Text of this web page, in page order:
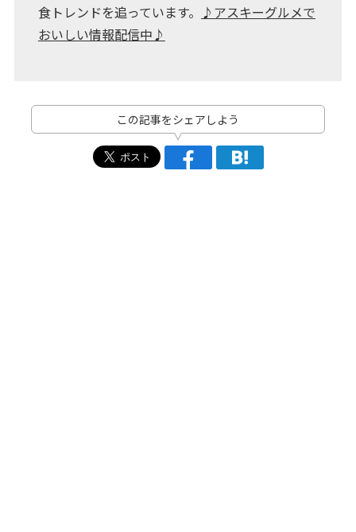
食トレンドを追っています。 ♪アスキーグルメで
おいしい情報配信中♪
この記事をシェアしよう